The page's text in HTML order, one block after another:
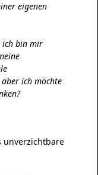
eigenen
ich bin mir
ich möchte
unverzichtbare